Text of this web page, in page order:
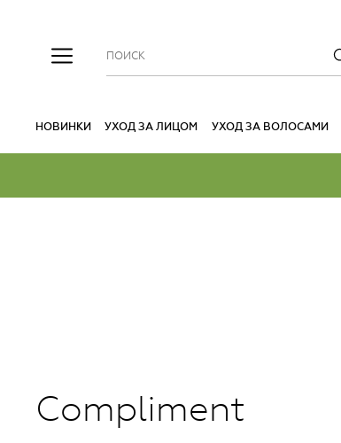
НОВИНКИ УХОД ЗА ЛИЦОМ УХОД ЗА ВОЛОСАМИ
Compliment